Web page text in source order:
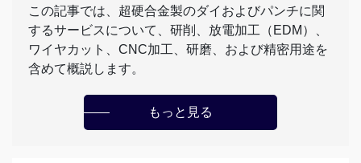
この記事では、超硬合金製のダイおよびパンチに関
するサービスについて、研削、放電加工（EDM）、
ワイヤカット、CNC加工、研磨、および精密用途を
含めて概説します。
もっと見る